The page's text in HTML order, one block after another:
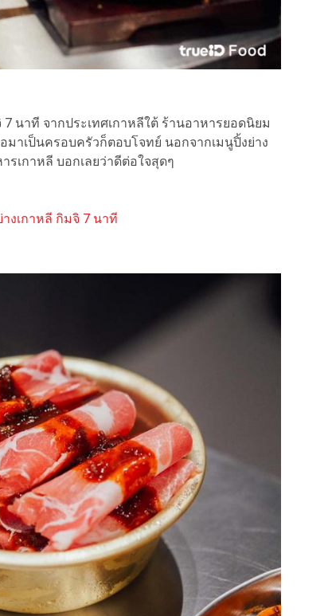
7 นาที จากประเทศเกาหลีใต้ ร้านอาหารยอดนิยม
าเป็นครอบครัวก็ตอบโจทย์ นอกจากเมนูปิ้งย่าง
เกาหลี บอกเลยว่าดีต่อใจสุดๆ
งเกาหลี กิมจิ 7 นาที